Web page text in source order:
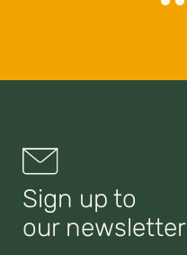
Sign up to
our newsletter